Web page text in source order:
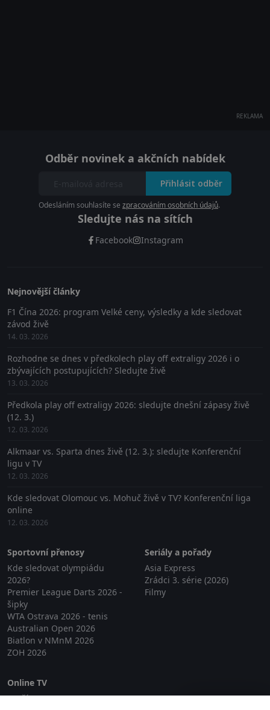
REKLAMA
Odběr novinek a akčních nabídek
Přihlásit odběr
Odesláním souhlasíte se zpracováním osobních údajů.
Sledujte nás na sítích
Facebook Instagram
Nejnovější články
F1 Čína 2026: program Velké ceny, výsledky a kde sledovat
závod živě
14. 03. 2026
Rozhodne se dnes v předkolech play off extraligy 2026 i o
zbývajících postupujících? Sledujte živě
13. 03. 2026
Předkola play off extraligy 2026: sledujte dnešní zápasy živě
(12. 3.)
12. 03. 2026
Alkmaar vs. Sparta dnes živě (12. 3.): sledujte Konferenční
ligu v TV
12. 03. 2026
Kde sledovat Olomouc vs. Mohuč živě v TV? Konferenční liga
online
12. 03. 2026
Sportovní přenosy
Kde sledovat olympiádu
2026?
Premier League Darts 2026 -
šipky
WTA Ostrava 2026 - tenis
Australian Open 2026
Biatlon v NMnM 2026
ZOH 2026
Seriály a pořady
Asia Express
Zrádci 3. série (2026)
Filmy
Online TV
Lepší.TV